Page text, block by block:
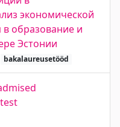
экономической
образование и
Эстонии
bakalaureusetööd